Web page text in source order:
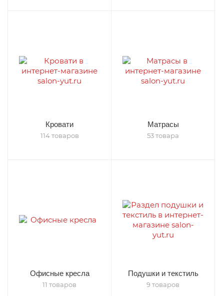
Кровати
114 товаров
Матрасы
53 товара
Офисные кресла
11 товаров
Подушки и текстиль
9 товаров